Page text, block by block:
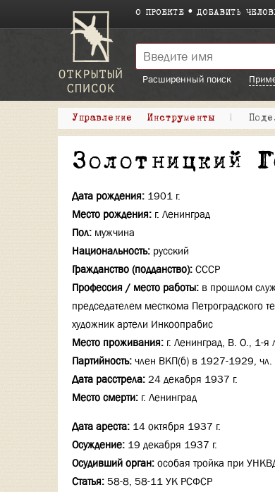
О ПРОЕКТЕ ДОБАВИТЬ
Расширенный поиск
Управление Инструменты |
Золотницкий
Дата рождения: 1901 г.
Место рождения: г. Ленинград
Пол: мужчина
Национальность: русский
Гражданство (подданство): СССР
Профессия / место работы: в прошлом
председателем месткома Петроградского
художник артели Инкоопрабис
Место проживания: г. Ленинград, В. О., 1-
Партийность: член ВКП(б) в 1927-1929, чл.
Дата расстрела: 24 декабря 1937 г.
Место смерти: г. Ленинград
Дата ареста: 14 октября 1937 г.
Осуждение: 19 декабря 1937 г.
Осудивший орган: особая тройка при
Статья: 58-8, 58-11 УК РСФСР